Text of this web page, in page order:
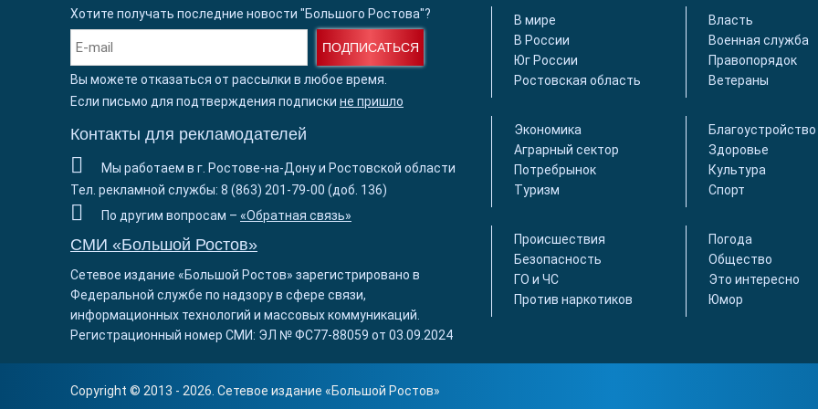
Хотите получать последние новости "Большого Ростова"?
ПОДПИСАТЬСЯ
Вы можете отказаться от рассылки в любое время.
Если письмо для подтверждения подписки не пришло
Контакты для рекламодателей
Мы работаем в г. Ростове-на-Дону и Ростовской области
Тел. рекламной службы: 8 (863) 201-79-00 (доб. 136)
По другим вопросам – «Обратная связь»
СМИ «Большой Ростов»
Сетевое издание «Большой Ростов» зарегистрировано в
Федеральной службе по надзору в сфере связи,
информационных технологий и массовых коммуникаций.
Регистрационный номер СМИ: ЭЛ № ФС77-88059 от 03.09.2024
В мире
В России
Юг России
Ростовская область
Власть
Военная служба
Правопорядок
Ветераны
Экономика
Аграрный сектор
Потребрынок
Туризм
Благоустройство
Здоровье
Культура
Спорт
Происшествия
Безопасность
ГО и ЧС
Против наркотиков
Погода
Общество
Это интересно
Юмор
Copyright © 2013 - 2026. Сетевое издание «Большой Ростов»